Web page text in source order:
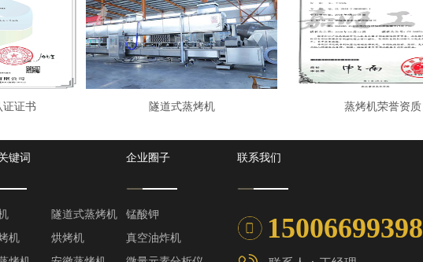
证证书 隧道式蒸烤机 蒸烤机荣誉资质
键词
隧道式蒸烤机
机
烘烤机
企业圈子
锰酸钾
真空油炸机
联系我们
15006699398